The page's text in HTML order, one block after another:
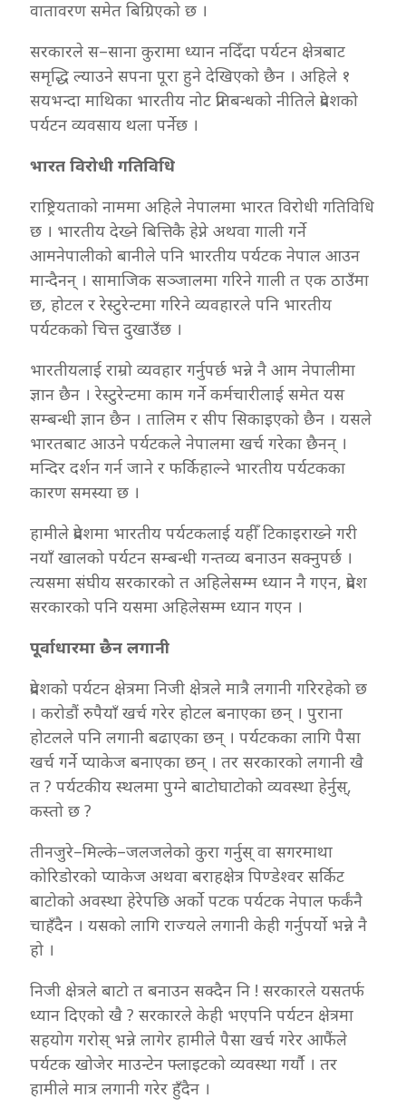
वातावरण समेत बिग्रिएको छ ।
सरकारले स–साना कुरामा ध्यान नदिँदा पर्यटन क्षेत्रबाट
समृद्धि ल्याउने सपना पूरा हुने देखिएको छैन । अहिले १
सयभन्दा माथिका भारतीय नोट प्रतिबन्धको नीतिले प्रदेशको
पर्यटन व्यवसाय थला पर्नेछ ।
भारत विरोधी गतिविधि
राष्ट्रियताको नाममा अहिले नेपालमा भारत विरोधी गतिविधि
छ । भारतीय देख्ने बित्तिकै हेप्ने अथवा गाली गर्ने
आमनेपालीको बानीले पनि भारतीय पर्यटक नेपाल आउन
मान्दैनन् । सामाजिक सञ्जालमा गरिने गाली त एक ठाउँमा
छ, होटल र रेस्टुरेन्टमा गरिने व्यवहारले पनि भारतीय
पर्यटकको चित्त दुखाउँछ ।
भारतीयलाई राम्रो व्यवहार गर्नुपर्छ भन्ने नै आम नेपालीमा
ज्ञान छैन । रेस्टुरेन्टमा काम गर्ने कर्मचारीलाई समेत यस
सम्बन्धी ज्ञान छैन । तालिम र सीप सिकाइएको छैन । यसले
भारतबाट आउने पर्यटकले नेपालमा खर्च गरेका छैनन् ।
मन्दिर दर्शन गर्न जाने र फर्किहाल्ने भारतीय पर्यटकका
कारण समस्या छ ।
हामीले प्रदेशमा भारतीय पर्यटकलाई यहीँ टिकाइराख्ने गरी
नयाँ खालको पर्यटन सम्बन्धी गन्तव्य बनाउन सक्नुपर्छ ।
त्यसमा संघीय सरकारको त अहिलेसम्म ध्यान नै गएन, प्रदेश
सरकारको पनि यसमा अहिलेसम्म ध्यान गएन ।
पूर्वाधारमा छैन लगानी
प्रदेशको पर्यटन क्षेत्रमा निजी क्षेत्रले मात्रै लगानी गरिरहेको छ
। करोडौं रुपैयाँ खर्च गरेर होटल बनाएका छन् । पुराना
होटलले पनि लगानी बढाएका छन् । पर्यटकका लागि पैसा
खर्च गर्ने प्याकेज बनाएका छन् । तर सरकारको लगानी खै
त ? पर्यटकीय स्थलमा पुग्ने बाटोघाटोको व्यवस्था हेर्नुस्,
कस्तो छ ?
तीनजुरे–मिल्के–जलजलेको कुरा गर्नुस् वा सगरमाथा
कोरिडोरको प्याकेज अथवा बराहक्षेत्र पिण्डेश्वर सर्किट
बाटोको अवस्था हेरेपछि अर्को पटक पर्यटक नेपाल फर्कंनै
चाहँदैन । यसको लागि राज्यले लगानी केही गर्नुपर्यो भन्ने नै
हो ।
निजी क्षेत्रले बाटो त बनाउन सक्दैन नि ! सरकारले यसतर्फ
ध्यान दिएको खै ? सरकारले केही भएपनि पर्यटन क्षेत्रमा
सहयोग गरोस् भन्ने लागेर हामीले पैसा खर्च गरेर आफैंले
पर्यटक खोजेर माउन्टेन फ्लाइटको व्यवस्था गर्यौ । तर
हामीले मात्र लगानी गरेर हुँदैन ।